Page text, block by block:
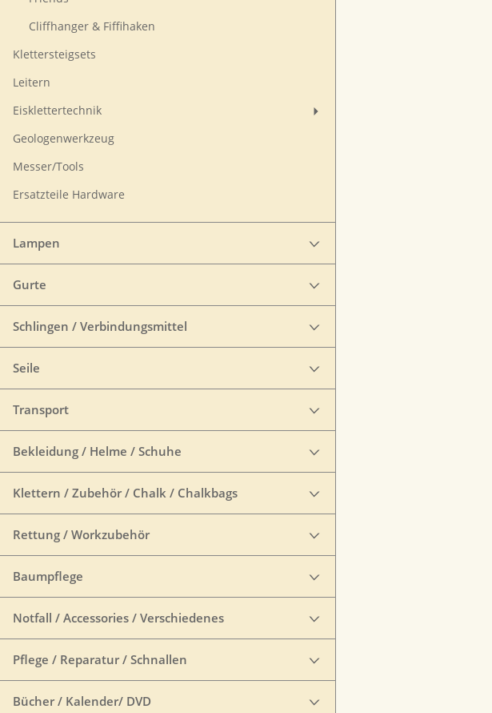
Cliffhanger & Fiffihaken
Klettersteigsets
Leitern
Eisklettertechnik
Geologenwerkzeug
Messer/Tools
Ersatzteile Hardware
Lampen
Gurte
Schlingen / Verbindungsmittel
Seile
Transport
Bekleidung / Helme / Schuhe
Klettern / Zubehör / Chalk / Chalkbags
Rettung / Workzubehör
Baumpflege
Notfall / Accessories / Verschiedenes
Pflege / Reparatur / Schnallen
Bücher / Kalender/ DVD